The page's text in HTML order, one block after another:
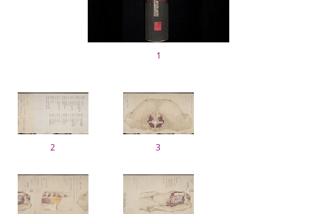
1
2 3